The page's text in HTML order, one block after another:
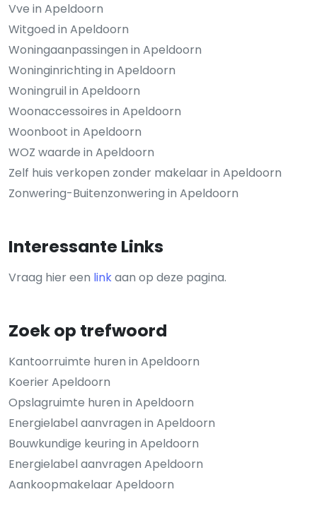
Vve in Apeldoorn
Witgoed in Apeldoorn
Woningaanpassingen in Apeldoorn
Woninginrichting in Apeldoorn
Woningruil in Apeldoorn
Woonaccessoires in Apeldoorn
Woonboot in Apeldoorn
WOZ waarde in Apeldoorn
Zelf huis verkopen zonder makelaar in Apeldoorn
Zonwering-Buitenzonwering in Apeldoorn
Interessante Links
Vraag hier een linkaan op deze pagina.
Zoek op trefwoord
Kantoorruimte huren in Apeldoorn
Koerier Apeldoorn
Opslagruimte huren in Apeldoorn
Energielabel aanvragen in Apeldoorn
Bouwkundige keuring in Apeldoorn
Energielabel aanvragen Apeldoorn
Aankoopmakelaar Apeldoorn